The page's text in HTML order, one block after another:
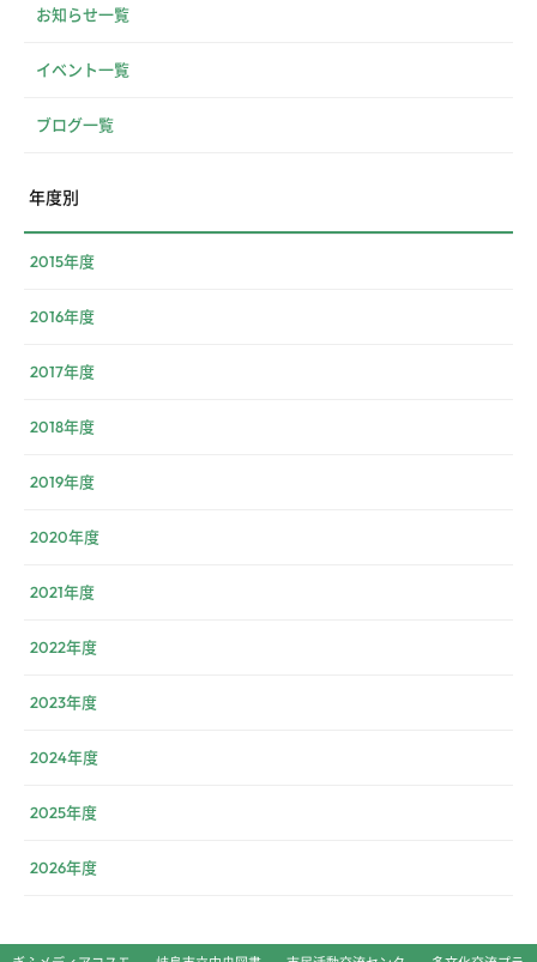
お知らせ一覧
イベント一覧
ブログ一覧
年度別
2015年度
2016年度
2017年度
2018年度
2019年度
2020年度
2021年度
2022年度
2023年度
2024年度
2025年度
2026年度